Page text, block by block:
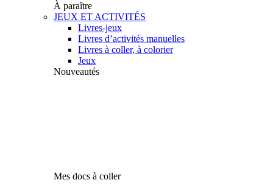
À paraître
JEUX ET ACTIVITÉS
Livres-jeux
Livres d’activités manuelles
Livres à coller, à colorier
Jeux
Nouveautés
Mes docs à coller